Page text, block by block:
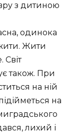
з дитиною
одинока
Жити
також. При
на ній
на
лихий і